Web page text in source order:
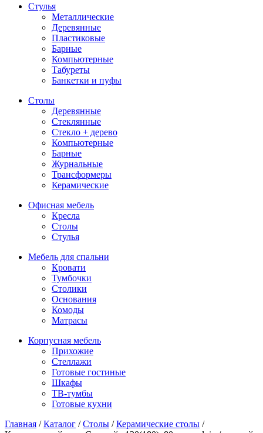
Стулья
Металлические
Деревянные
Пластиковые
Барные
Компьютерные
Табуреты
Банкетки и пуфы
Столы
Деревянные
Стеклянные
Стекло + дерево
Компьютерные
Барные
Журнальные
Трансформеры
Керамические
Офисная мебель
Кресла
Столы
Стулья
Мебель для спальни
Кровати
Тумбочки
Столики
Основания
Комоды
Матрасы
Корпусная мебель
Прихожие
Стеллажи
Готовые гостиные
Шкафы
ТВ-тумбы
Готовые кухни
Главная /Каталог /Столы /Керамические столы /